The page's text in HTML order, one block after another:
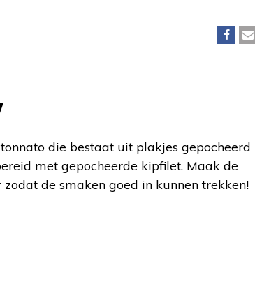
die bestaat uit plakjes gepocheerd
met gepocheerde kipfilet. Maak de
de smaken goed in kunnen trekken!